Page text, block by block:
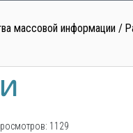
массовой информации
1129